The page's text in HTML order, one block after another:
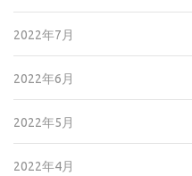
2022年7月
2022年6月
2022年5月
2022年4月